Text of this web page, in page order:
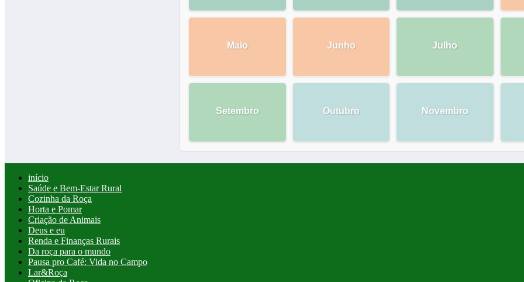
Maio Junho Julho
Setembro Outubro Novembro
início
Saúde e Bem-Estar Rural
Cozinha da Roça
Horta e Pomar
Criação de Animais
Deus e eu
Renda e Finanças Rurais
Da roça para o mundo
Pausa pro Café: Vida no Campo
Lar&Roça